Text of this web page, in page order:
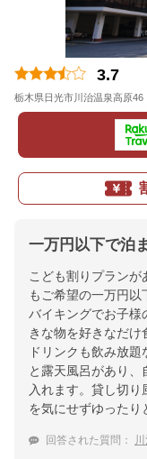
3.7
栃木県日光市川治温泉高原46
一万円以下で泊
こども割りプラン
もご希望の一万円
バイキングでお子様
きな物を好きなだけ
ドリンクも飲み放
と露天風呂があり、
入れます。貸し切
を気にせずゆったり
回答された質問：